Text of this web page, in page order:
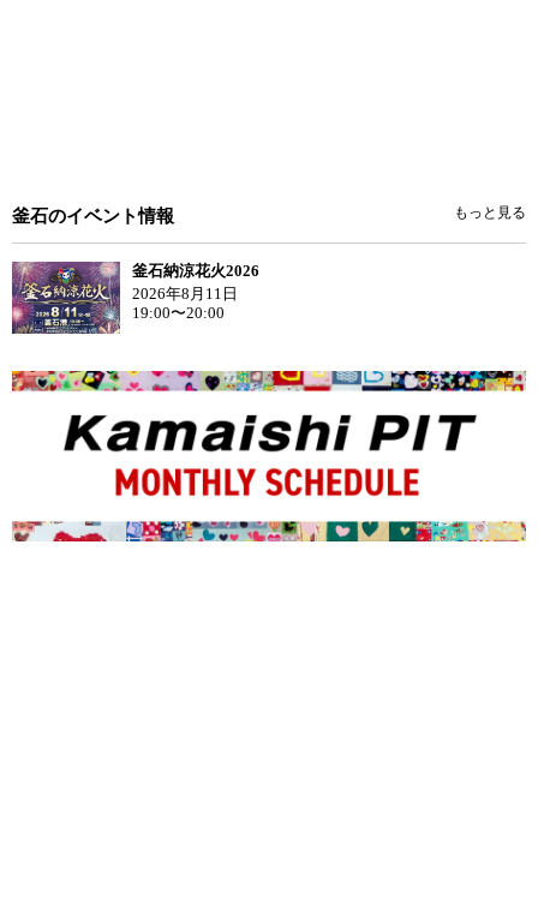
釜石のイベント情報 もっと見る
釜石納涼花火2026
2026年8月11日
19:00〜20:00